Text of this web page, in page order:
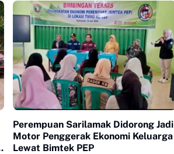
Perempuan Sarilamak Didorong Jadi
Motor Penggerak Ekonomi Keluarga
Lewat Bimtek PEP